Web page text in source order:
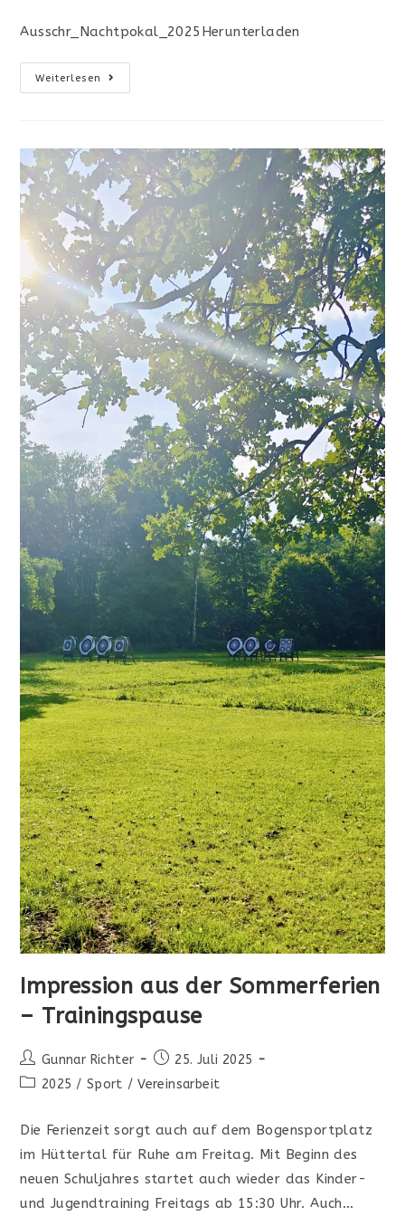
Ausschr_Nachtpokal_2025Herunterladen
Weiterlesen
Ausschreibung
Des
Impression aus der Sommerferien
– Trainingspause
Beitrags-
Autor:
Gunnar Richter
Beitrag
veröffentlicht:
25. Juli 2025
Beitrags-
2025 / Sport / Vereinsarbeit
Die Ferienzeit sorgt auch auf dem Bogensportplatz
im Hüttertal für Ruhe am Freitag. Mit Beginn des
neuen Schuljahres startet auch wieder das Kinder-
und Jugendtraining Freitags ab 15:30 Uhr. Auch…